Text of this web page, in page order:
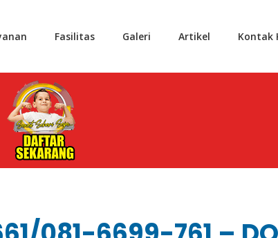
Fasilitas Galeri Artikel Kontak